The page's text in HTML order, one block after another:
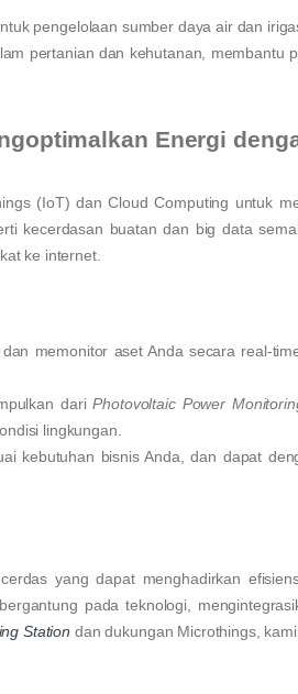
pengelolaan sumber daya air dan
pertanian dan kehutanan, membantu
Energi
(IoT) dan Cloud Computing untuk
kecerdasan buatan dan big data
ke internet.
memonitor aset Anda secara real-
dariPhotovoltaic Power
lingkungan.
kebutuhan bisnis Anda, dan dapat
yang dapat menghadirkan
pada teknologi,
Station dan dukungan Microthings,